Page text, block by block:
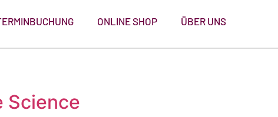
ONLINE SHOP ÜBER UNS
Science